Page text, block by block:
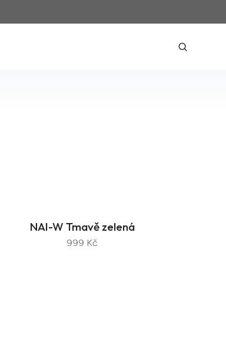
NAI-W Tmavě zelená
999 Kč